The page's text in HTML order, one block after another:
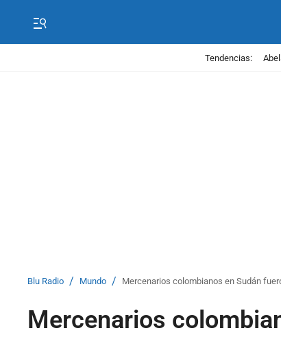
Tendencias:
Blu Radio / Mundo / Mercenarios colombianos en Sudán
Mercenarios